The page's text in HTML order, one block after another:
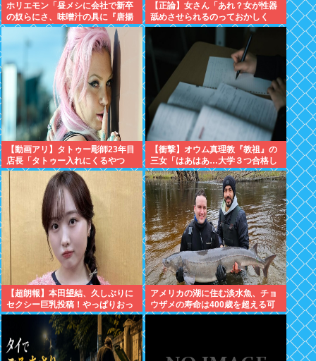
ホリエモン「昼メシに会社で新卒
の奴らにさ、味噌汁の具に『唐揚
げがない理由』わかるか？って聞
いたの」
【正論】女さん「あれ？女が性器
舐めさせられるのっておかしく
ね？」6まんいいね
【動画アリ】タトゥー彫師23年目
店長「タトゥー入れにくるやつ
99%バカです」←これ！
【衝撃】オウム真理教『教祖』の
三女「はあはあ…大学３つ合格し
たぞ！！！」大学
「「「………」」」⇒！
【超朗報】本田望結、久しぶりに
セクシー巨乳投稿！やっぱりおっ
ぱいでかかった！
アメリカの湖に住む淡水魚、チョ
ウザメの寿命は400歳を超える可
能性